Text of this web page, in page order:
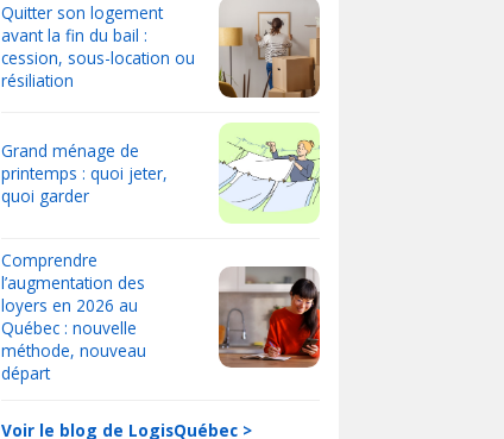
Quitter son logement
avant la fin du bail :
cession, sous-location ou
résiliation
Grand ménage de
printemps : quoi jeter,
quoi garder
Comprendre
l’augmentation des
loyers en 2026 au
Québec : nouvelle
méthode, nouveau
départ
Voir le blog de LogisQuébec >